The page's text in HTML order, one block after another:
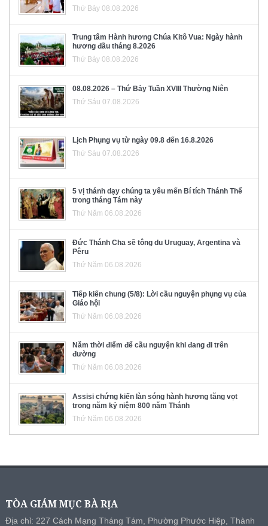
Thứ Bảy 08.08.2026
Trung tâm Hành hương Chúa Kitô Vua: Ngày hành
hương đầu tháng 8.2026
Thứ Bảy 08.08.2026
08.08.2026 – Thứ Bảy Tuần XVIII Thường Niên
Thứ Sáu 07.08.2026
Lịch Phụng vụ từ ngày 09.8 đến 16.8.2026
Thứ Sáu 07.08.2026
5 vị thánh dạy chúng ta yêu mến Bí tích Thánh Thể
trong tháng Tám này
Thứ Năm 06.08.2026
Đức Thánh Cha sẽ tông du Uruguay, Argentina và
Pêru
Thứ Năm 06.08.2026
Tiếp kiến chung (5/8): Lời cầu nguyện phụng vụ của
Giáo hội
Thứ Năm 06.08.2026
Năm thời điểm để cầu nguyện khi đang đi trên
đường
Thứ Năm 06.08.2026
Assisi chứng kiến làn sóng hành hương tăng vọt
trong năm kỷ niệm 800 năm Thánh
Thứ Năm 06.08.2026
TÒA GIÁM MỤC BÀ RỊA
Địa chỉ: 227 Cách Mạng Tháng Tám, Phường Phước Hiệp, Thành